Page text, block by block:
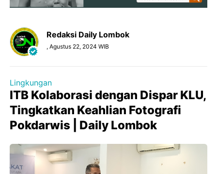
Redaksi Daily Lombok
, Agustus 22, 2024 WIB
Lingkungan
ITB Kolaborasi dengan Dispar KLU,
Tingkatkan Keahlian Fotografi
Pokdarwis | Daily Lombok